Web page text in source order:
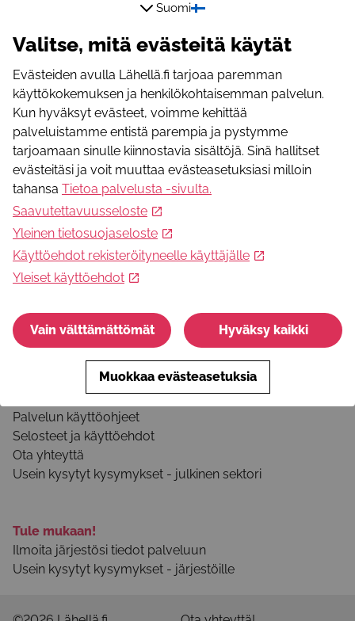
Puhelinnumero
Mikä Lähellä.fi?
Lähellä.fi -palvelusta löydät merkityksellistä toimintaa,
yhteisöllisyyttä, apua ja osallistumismahdollisuuksia.
Seuraa meitä somessa
Instagram
Youtube
Tietoa palvelusta
Palvelun käyttöohjeet
Selosteet ja käyttöehdot
Ota yhteyttä
Usein kysytyt kysymykset - julkinen sektori
Tule mukaan!
Ilmoita järjestösi tiedot palveluun
Usein kysytyt kysymykset - järjestöille
Suomi
Valitse, mitä evästeitä käytät
Evästeiden avulla Lähellä.fi tarjoaa paremman
käyttökokemuksen ja henkilökohtaisemman palvelun.
Kun hyväksyt evästeet, voimme kehittää
palveluistamme entistä parempia ja pystymme
tarjoamaan sinulle kiinnostavia sisältöjä. Sinä hallitset
evästeitäsi ja voit muuttaa evästeasetuksiasi milloin
tahansa Tietoa palvelusta -sivulta.
Saavutettavuusseloste
Yleinen tietosuojaseloste
Käyttöehdot rekisteröityneelle käyttäjälle
Yleiset käyttöehdot
Vain välttämättömät Hyväksy kaikki
Muokkaa evästeasetuksia